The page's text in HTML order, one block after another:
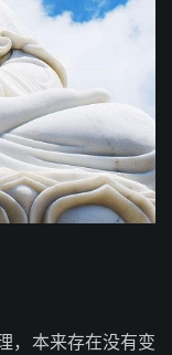
本来存在没有变